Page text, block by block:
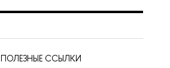
ПОЛЕЗНЫЕ ССЫЛКИ